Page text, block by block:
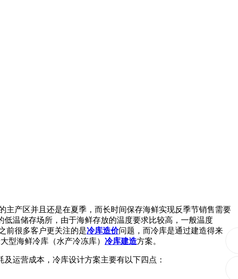
主产区并且还是在夏季，而长时间保存海鲜实现反季节销售需要
温储存场所，由于海鲜存放的温度要求比较高，一般温度
前很多客户更关注的是冷库造价问题，而冷库是通过建造得来
型海鲜冷库（水产冷冻库） 冷库建造方案。
运营成本，冷库设计方案主要有以下四点：